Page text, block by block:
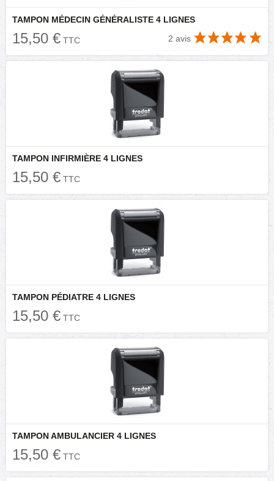
TAMPON MÉDECIN GÉNÉRALISTE 4 LIGNES
15,50 € TTC 2 avis
TAMPON INFIRMIÈRE 4 LIGNES
15,50 € TTC
TAMPON PÉDIATRE 4 LIGNES
15,50 € TTC
TAMPON AMBULANCIER 4 LIGNES
15,50 € TTC